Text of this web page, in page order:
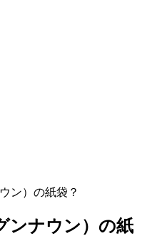
ン）の紙袋？
ンナウン）の紙